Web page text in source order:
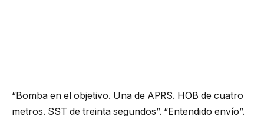
“Bomba en el objetivo. Una de APRS. HOB de cuatro
metros. SST de treinta segundos”. “Entendido envío”.